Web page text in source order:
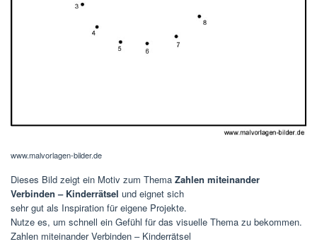
www.malvorlagen-bilder.de
Dieses Bild zeigt ein Motiv zum Thema Zahlen miteinander
Verbinden – Kinderrätsel und eignet sich
sehr gut als Inspiration für eigene Projekte.
Nutze es, um schnell ein Gefühl für das visuelle Thema zu bekommen.
Zahlen miteinander Verbinden – Kinderrätsel